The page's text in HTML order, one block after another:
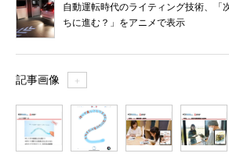
自動運転時代のライティング技術、「
ちに進む？」をアニメで表示
記事画像 ＋